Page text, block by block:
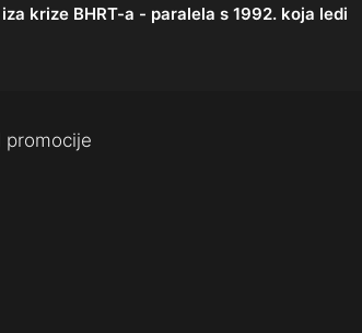
krize BHRT-a - paralela s 1992. koja ledi
promocije